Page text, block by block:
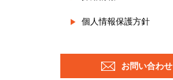
個人情報保護方針
お問い合わせ